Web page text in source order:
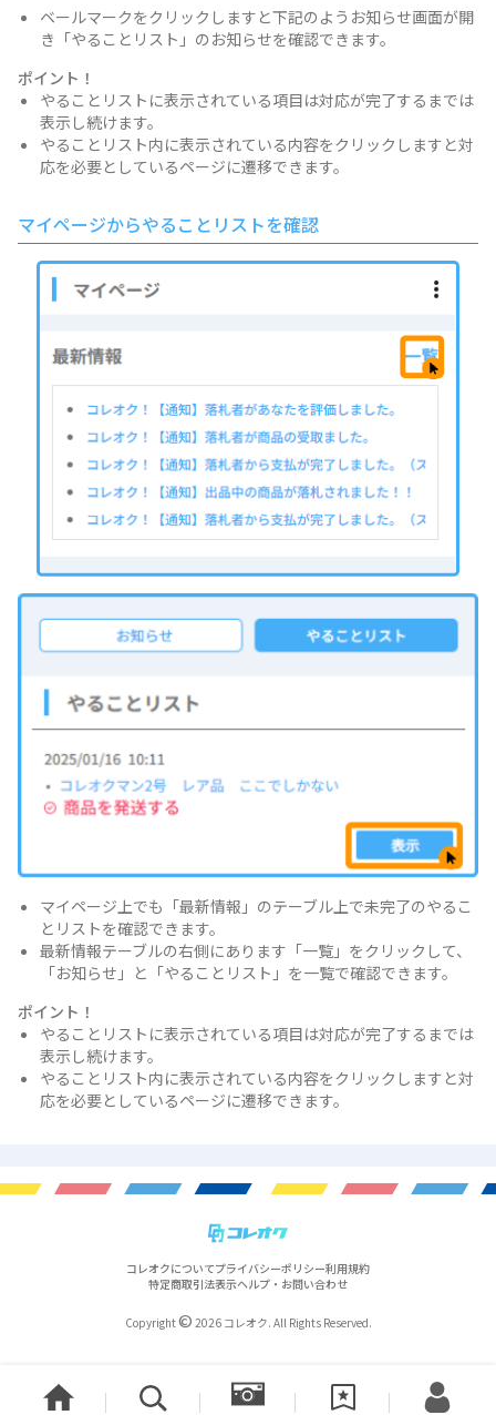
ベールマークをクリックしますと下記のようお知らせ画面が開
き「やることリスト」のお知らせを確認できます。
ポイント！
やることリストに表示されている項目は対応が完了するまでは
表示し続けます。
やることリスト内に表示されている内容をクリックしますと対
応を必要としているページに遷移できます。
マイページからやることリストを確認
マイページ上でも「最新情報」のテーブル上で未完了のやるこ
とリストを確認できます。
最新情報テーブルの右側にあります「一覧」をクリックして、
「お知らせ」と「やることリスト」を一覧で確認できます。
ポイント！
やることリストに表示されている項目は対応が完了するまでは
表示し続けます。
やることリスト内に表示されている内容をクリックしますと対
応を必要としているページに遷移できます。
コレオクについてプライバシーポリシー利用規約
特定商取引法表示ヘルプ・お問い合わせ
Copyright© 2026 コレオク. All Rights Reserved.